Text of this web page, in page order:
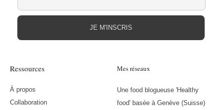
Ressources
À propos
Collaboration
Mes réseaux
Une food blogueuse 'Healthy
food' basée à Genève (Suisse)
JE M'INSCRIS